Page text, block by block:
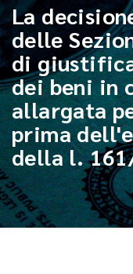
La
delle
di
dei beni in
allargata
prima
della l.